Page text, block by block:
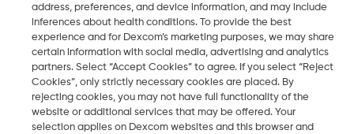
IT
Cambia regione
address, preferences, and device information, and may include
inferences about health conditions. To provide the best
experience and for Dexcom’s marketing purposes, we may share
certain information with social media, advertising and analytics
partners. Select “Accept Cookies” to agree. If you select “Reject
Cookies”, only strictly necessary cookies are placed. By
rejecting cookies, you may not have full functionality of the
website or additional services that may be offered. Your
selection applies on Dexcom websites and this browser and